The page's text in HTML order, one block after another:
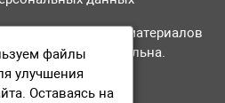
использовании материалов
на tvr24.tv обязательна.
файлы
улучшения
Оставаясь на